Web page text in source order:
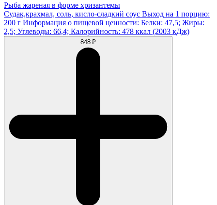
Рыба жареная в форме хризантемы
Судак,крахмал, соль, кисло-сладкий соус Выход на 1 порцию:
200 г Информация о пищевой ценности: Белки: 47,5; Жиры:
2,5; Углеводы: 66,4; Калорийность: 478 ккал (2003 кДж)
848 ₽